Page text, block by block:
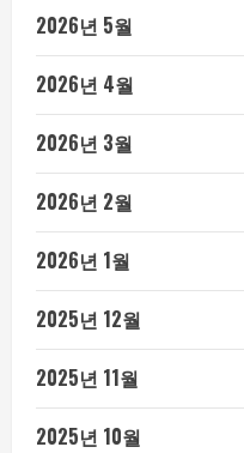
2026년 5월
2026년 4월
2026년 3월
2026년 2월
2026년 1월
2025년 12월
2025년 11월
2025년 10월